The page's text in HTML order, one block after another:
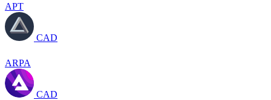
APT
CAD
ARPA
CAD